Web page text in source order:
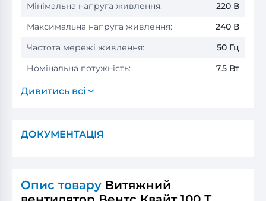
Мінімальна напруга живлення:
220 В
Максимальна напруга живлення:
240 В
Частота мережі живлення:
50 Гц
Номінальна потужність:
7.5 Вт
Дивитись всі
ДОКУМЕНТАЦІЯ
Опис товару Витяжний